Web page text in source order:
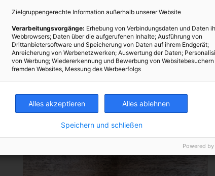
jedes Jahr im Mistkübel. Und zwar nur in privaten
Haushalten. Vieles davon hätte man aber noch
wunderbar verwerten und verzehren können.
TEILEN
Zielgruppengerechte Information außerhalb unserer Website
Verarbeitungsvorgänge: Erhebung von Verbindungsdaten und Daten
Webbrowsers; Daten über die aufgerufenen Inhalte; Ausführung von
Drittanbietersoftware und Speicherung von Daten auf ihrem Endgerät;
Anreicherung von Werbenetzwerken; Auswertung der Daten;
von Werbung; Wiedererkennung und Bewerbung von
fremden Websites, Messung des Werbeerfolgs
Alles akzeptieren Alles ablehnen
Speichern und schließen
Powered by